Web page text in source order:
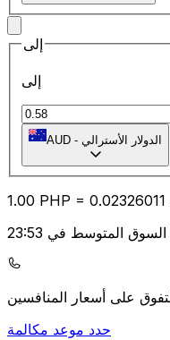
إلى
إلى
AUD - الدولار الأسترالي
1.00 PHP = 0.02326011
حدد موعد مكالمة